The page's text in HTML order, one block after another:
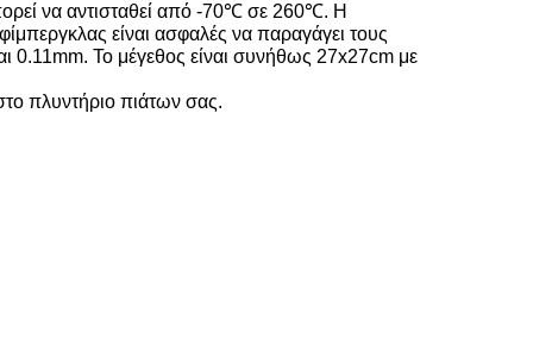
να αντισταθεί από -70℃ σε 260℃. Η
είναι ασφαλές να παραγάγει τους
0.11mm. Το μέγεθος είναι συνήθως 27x27cm με
πλυντήριο πιάτων σας.